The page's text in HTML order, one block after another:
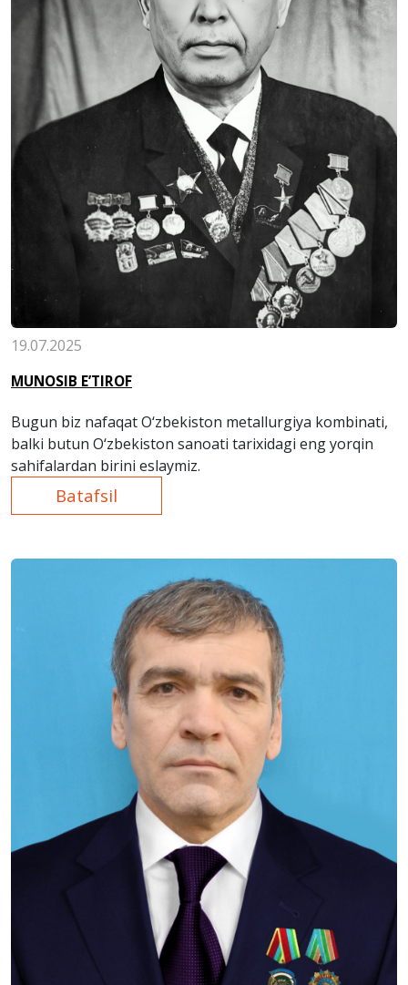
19.07.2025
MUNOSIB E’TIROF
Bugun biz nafaqat O‘zbekiston metallurgiya kombinati,
balki butun O‘zbekiston sanoati tarixidagi eng yorqin
sahifalardan birini eslaymiz.
Batafsil